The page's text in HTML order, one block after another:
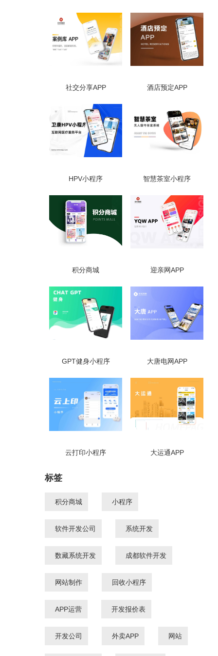
社交分享APP 酒店预定APP
HPV小程序 智慧茶室小程序
积分商城 迎亲网APP
GPT健身小程序 大唐电网APP
云打印小程序 大运通APP
标签
积分商城 小程序
软件开发公司 系统开发
数藏系统开发 成都软件开发
网站制作 回收小程序
APP运营 开发报价表
开发公司 外卖APP 网站